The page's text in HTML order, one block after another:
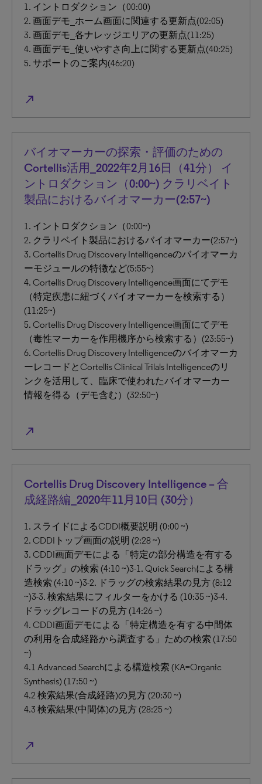
1. イントロダクション（00:00)
2. 画面デモ_ホーム画面に関連する更新点(02:05)
3. 画面デモ_各ナレッジエリアの更新点(11:25)
4. 画面デモ_使いやすさ向上に関する更新点(40:25)
5. サポートのご案内(46:20)
north_east
バイオマーカーの探索・評価のための
Cortellis活用_2022年2月16日（41分） イ
ントロダクション（0:00~) クラリベイト
製品におけるバイオマーカー(2:57~)
1. イントロダクション（0:00~)
2. クラリベイト製品におけるバイオマーカー(2:57~)
3. Cortellis Drug Discovery Intelligenceのバイオマーカ
ーモジュールの特徴など(5:55~)
4. Cortellis Drug Discovery Intelligence画面にてデモ
（特定疾患に紐づくバイオマーカーを検索する）
(11:25~)
5. Cortellis Drug Discovery Intelligence画面にてデモ
（毒性マーカーを作用機序から検索する）(23:55~)
6. Cortellis Drug Discovery Intelligenceのバイオマーカ
ーレコードとCortellis Clinical Trilals Intelligenceのリ
ンクを活用して、臨床で使われたバイオマーカー
情報を得る（デモ含む）(32:50~)
north_east
Cortellis Drug Discovery Intelligence – 合
成経路編_2020年11月10日 (30分）
1. スライドによるCDDI概要説明 (0:00 ~)
2. CDDIトップ画面の説明 (2:28 ~)
3. CDDI画面デモによる「特定の部分構造を有する
ドラッグ」の検索 (4:10 ~)3-1. Quick Searchによる構
造検索 (4:10 ~)3-2. ドラッグの検索結果の見方 (8:12
~)3-3. 検索結果にフィルターをかける (10:35 ~)3-4.
ドラッグレコードの見方 (14:26 ~)
4. CDDI画面デモによる「特定構造を有する中間体
の利用を合成経路から調査する」ための検索 (17:50
~)
4.1 Advanced Searchによる構造検索 (KA=Organic
Synthesis) (17:50 ~)
4.2 検索結果(合成経路)の見方 (20:30 ~)
4.3 検索結果(中間体)の見方 (28:25 ~)
north_east